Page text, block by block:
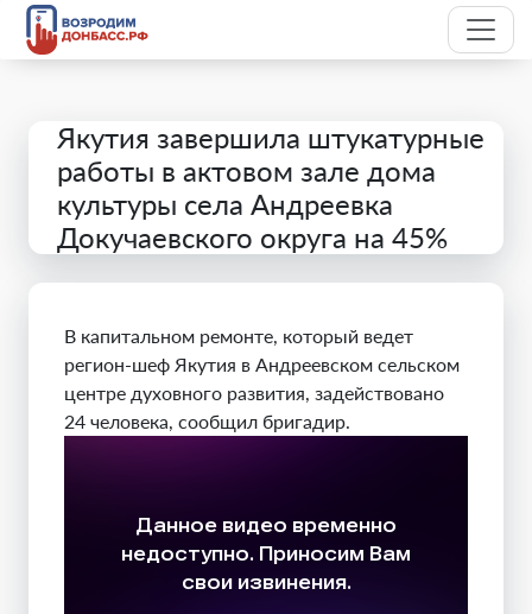
Якутия завершила штукатурные
работы в актовом зале дома
культуры села Андреевка
Докучаевского округа на 45%
В капитальном ремонте, который ведет
регион-шеф Якутия в Андреевском сельском
центре духовного развития, задействовано
24 человека, сообщил бригадир.